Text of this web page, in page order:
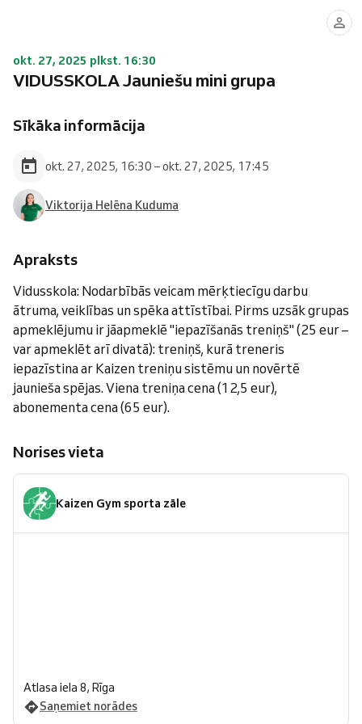
okt. 27, 2025 plkst. 16:30
VIDUSSKOLA Jauniešu mini grupa
Sīkāka informācija
okt. 27, 2025, 16:30 – okt. 27, 2025, 17:45
Viktorija Helēna Kuduma
Apraksts
Vidusskola: Nodarbībās veicam mērķtiecīgu darbu
ātruma, veiklības un spēka attīstībai. Pirms uzsāk grupas
apmeklējumu ir jāapmeklē "iepazīšanās treniņš" (25 eur –
var apmeklēt arī divatā): treniņš, kurā treneris
iepazīstina ar Kaizen treniņu sistēmu un novērtē
jaunieša spējas. Viena treniņa cena (12,5 eur),
abonementa cena (65 eur).
Norises vieta
Kaizen Gym sporta zāle
Atlasa iela 8, Rīga
Saņemiet norādes